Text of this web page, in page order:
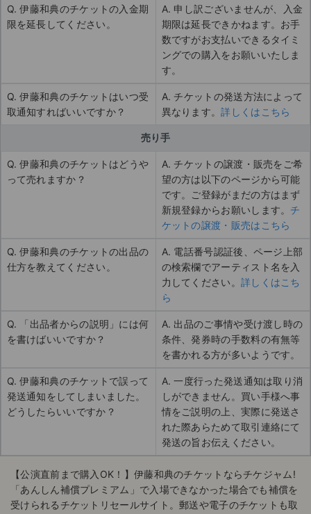
Q. 伊藤和典のチケットの入金期
限を延長してください。
A. 申し訳ございませんが、入金
期限は延長できかねます。お手
数ですがお支払いできるタイミ
ングでの購入をお願いいたしま
す。
Q. 伊藤和典のチケットはいつ受
取通知すればいいですか？
A. チケットの発送方法によって
異なります。詳しくはこちら
売り手
Q. 伊藤和典のチケットはどうや
って売れますか？
A. チケットの譲渡・販売をご希
望の方は以下のページから可能
です。ご登録がまだの方はまず
新規登録からお願いします。 チ
ケットの譲渡・販売はこちら
Q. 伊藤和典のチケットの出品の
仕方を教えてください。
A. 電話番号認証後、ページ上部
の検索欄でアーティスト名を入
力してください。 詳しくはこち
ら
Q. 「出品者からの説明」には何
を書けばいいですか？
A. 出品のご事情や受け渡し時の
条件、発券時の手数料の有無等
を書かれる方が多いようです。
Q. 伊藤和典のチケットで誤って
発送通知をしてしまいました。
どうしたらいいですか？
A. 一度行った発送通知は取り消
しができません。買い手様へ事
情をご説明の上、実際に発送さ
れた際あらためて取引連絡にて
発送の旨お伝えください。
【公演直前まで購入OK！】伊藤和典のチケットならチケジャム!
「あんしん補償プレミアム」で入場できなかった場合でも補償を
受けられるチケットリセールサイト。郵送や電子のチケットも取